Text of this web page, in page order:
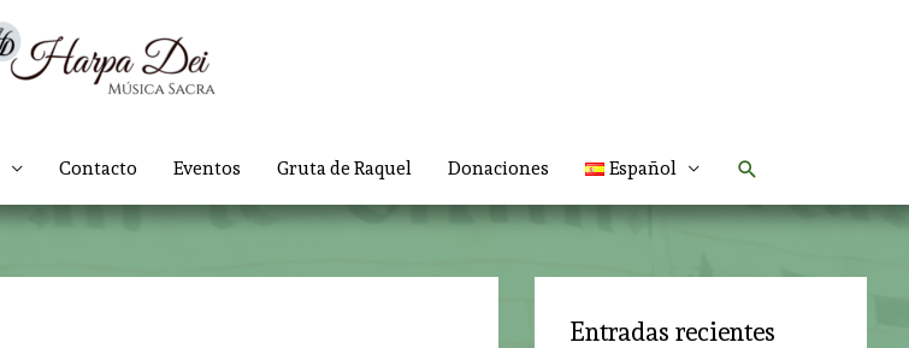
Contacto Eventos Gruta de Raquel Donaciones Español Buscar
Entradas recientes